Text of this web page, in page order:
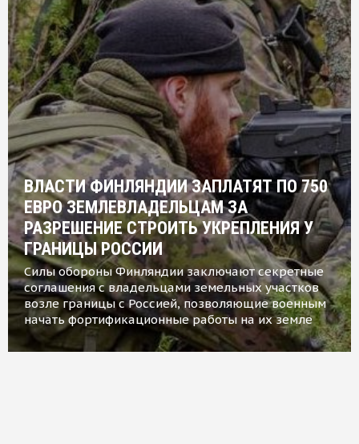
ВЛАСТИ ФИНЛЯНДИИ ЗАПЛАТЯТ ПО 750
ЕВРО ЗЕМЛЕВЛАДЕЛЬЦАМ ЗА
РАЗРЕШЕНИЕ СТРОИТЬ УКРЕПЛЕНИЯ У
ГРАНИЦЫ РОССИИ
Силы обороны Финляндии заключают секретные
соглашения с владельцами земельных участков
возле границы с Россией, позволяющие военным
начать фортификационные работы на их земле